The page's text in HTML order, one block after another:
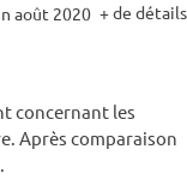
août 2020 + de détails
concernant les
Après comparaison